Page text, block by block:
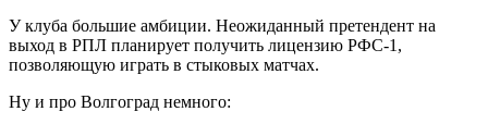
У клуба большие амбиции. Неожиданный претендент на
выход в РПЛ планирует получить лицензию РФС-1,
позволяющую играть в стыковых матчах.
Ну и про Волгоград немного: